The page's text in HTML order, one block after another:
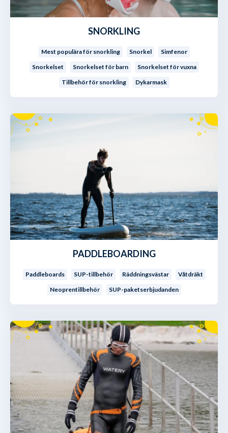
SNORKLING
Mest populära för snorkling Snorkel
Simfenor
Snorkelset
Snorkelset för barn
Snorkelset för vuxna
Tillbehör för snorkling
Dykarmask
PADDLEBOARDING
Paddleboards SUP-tillbehör Räddningsvästar
Våtdräkt
Neoprentillbehör
SUP-paketserbjudanden